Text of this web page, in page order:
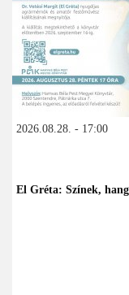
2026.08.28. - 17:00
El Gréta: Színek,